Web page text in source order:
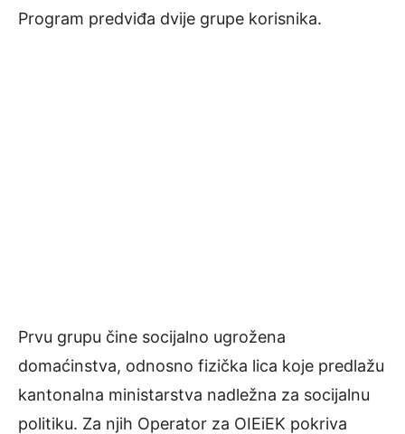
Program predviđa dvije grupe korisnika.
Prvu grupu čine socijalno ugrožena
domaćinstva, odnosno fizička lica koje predlažu
kantonalna ministarstva nadležna za socijalnu
politiku. Za njih Operator za OIEiEK pokriva